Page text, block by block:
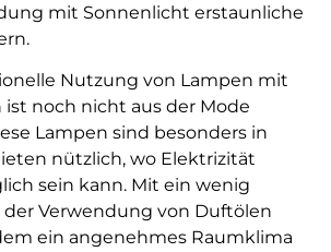
mit Sonnenlicht erstaunliche
Nutzung von Lampen mit
ist noch nicht aus der Mode
Lampen sind besonders in
nützlich, wo Elektrizität
sein kann. Mit ein wenig
Verwendung von Duftölen
ein angenehmes Raumklima